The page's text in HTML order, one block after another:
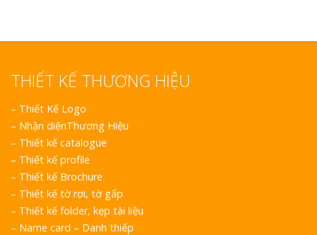
THIẾT KẾ THƯƠNG HIỆU
– Thiết Kế Logo
– Nhận diệnThương Hiệu
– Thiết kế catalogue
– Thiết kế profile
– Thiết kế Brochure
– Thiết kế tờ rơi, tờ gấp
– Thiết kế folder, kẹp tài liệu
– Name card – Danh thiếp